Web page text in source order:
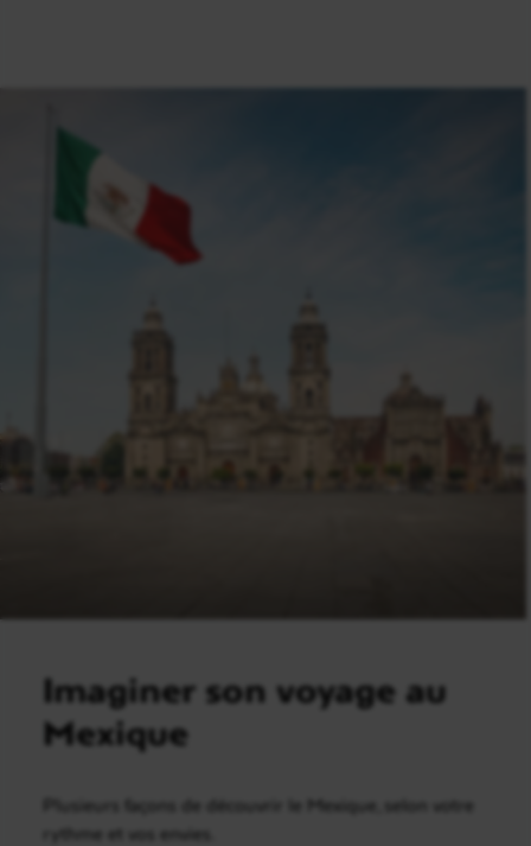
Imaginer son voyage au
Mexique
Plusieurs façons de découvrir le Mexique, selon votre
rythme et vos envies.